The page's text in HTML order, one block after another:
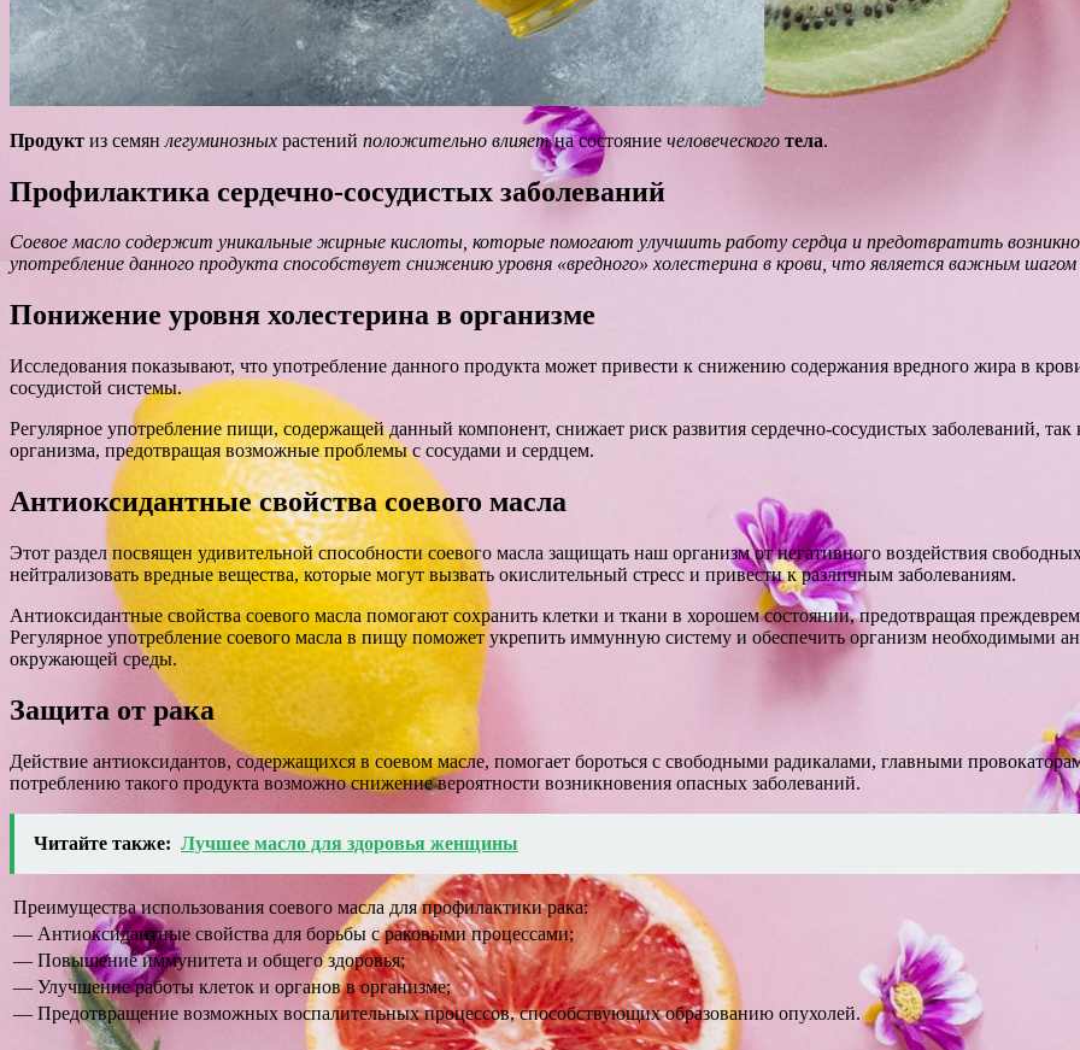
Продукт из семян легуминозных растений положительно влияетна состояние человеческого тела.
Профилактика сердечно-сосудистых заболеваний
Соевое масло содержит уникальные жирные кислоты, которые помогают улучшить работу сердца и предотвратить
употребление данного продукта способствует снижению уровня «вредного» холестерина в крови, что является важным шагом
Понижение уровня холестерина в организме
Исследования показывают, что употребление данного продукта может привести к снижению содержания вредного жира в
сосудистой системы.
Регулярное употребление пищи, содержащей данный компонент, снижает риск развития сердечно-сосудистых заболеваний, так
организма, предотвращая возможные проблемы с сосудами и сердцем.
Антиоксидантные свойства соевого масла
Этот раздел посвящен удивительной способности соевого масла защищать наш организм от негативного воздействия
нейтрализовать вредные вещества, которые могут вызвать окислительный стресс и привести к различным заболеваниям.
Антиоксидантные свойства соевого масла помогают сохранить клетки и ткани в хорошем состоянии, предотвращая
Регулярное употребление соевого масла в пищу поможет укрепить иммунную систему и обеспечить организм необходимыми
окружающей среды.
Защита от рака
Действие антиоксидантов, содержащихся в соевом масле, помогает бороться с свободными радикалами, главными
потреблению такого продукта возможно снижение вероятности возникновения опасных заболеваний.
Читайте также: Лучшее масло для здоровья женщины
Преимущества использования соевого масла для профилактики рака:
— Антиоксидантные свойства для борьбы с раковыми процессами;
— Повышение иммунитета и общего здоровья;
— Улучшение работы клеток и органов в организме;
— Предотвращение возможных воспалительных процессов, способствующих образованию опухолей.